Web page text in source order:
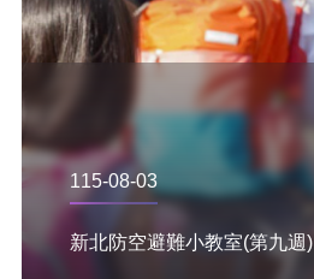
115-08-03
新北防空避難小教室(第九週)